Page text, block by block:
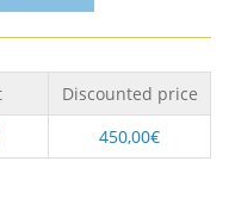
Discounted price
450,00€